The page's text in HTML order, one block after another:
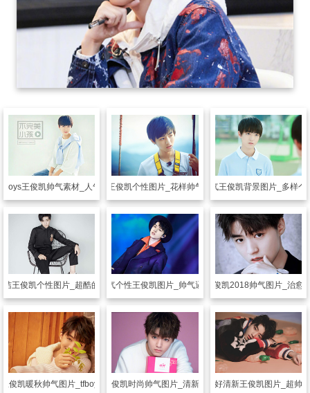
王俊凯帅气素材_人气美少年小凯
另类其他 王俊凯个性图片_花样帅气的王俊凯
另类其他 帅气王俊凯背景图片_多样个
洁王俊凯个性图片_超酷的个性王俊凯
另类其他 帅气个性王俊凯图片_帅气逼人的王俊凯
另类其他 王俊凯2018帅气图片_治愈
王俊凯暖秋帅气图片_tfboys颜值担当
另类其他 王俊凯时尚帅气图片_清新男神王俊凯
另类其他 美好清新王俊凯图片_超帅